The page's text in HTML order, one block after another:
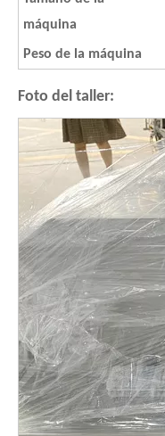
máquina
Peso de la máquina
Foto del taller: